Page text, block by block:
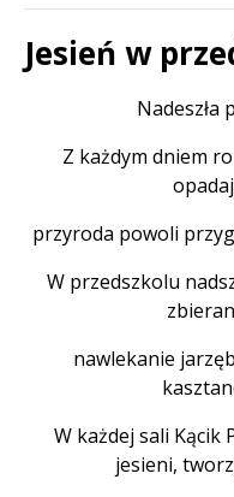
Jesień w
Nadeszła
Z każdym dniem
przyroda powoli
W przedszkolu
nawlekanie
W każdej sali Kącik
jesieni,